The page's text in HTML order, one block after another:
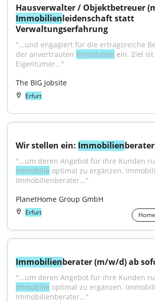
Immobilienleidenschaft statt
Verwaltungserfahrung
"...und engagiert für die ertragsreiche
der anvertrauten Immobilien ein. Ziel ist
Eigentümer..."
The BIG Jobsite
Erfurt
Wir stellen ein: Immobilien
Immobilie optimal zu ergänzen.
Immobilienberater..."
PlanetHome Group GmbH
Erfurt
Immobilienberater (m/w/d) ab
Immobilie optimal zu ergänzen.
Immobilienberater..."